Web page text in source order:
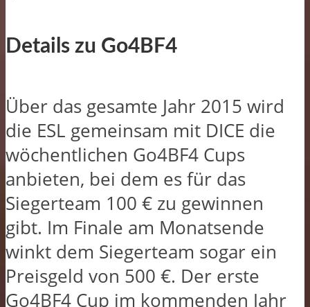
Details zu Go4BF4
Über das gesamte Jahr 2015 wird
die ESL gemeinsam mit DICE die
wöchentlichen Go4BF4 Cups
anbieten, bei dem es für das
Siegerteam 100 € zu gewinnen
gibt. Im Finale am Monatsende
winkt dem Siegerteam sogar ein
Preisgeld von 500 €. Der erste
Go4BF4 Cup im kommenden Jahr